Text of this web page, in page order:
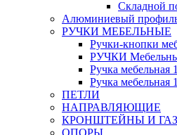
Складной
Алюминиевый
РУЧКИ МЕБЕЛЬНЫЕ
Ручки-кнопки
РУЧКИ
Ручка мебельная
Ручка мебельная
ПЕТЛИ
НАПРАВЛЯЮЩИЕ
КРОНШТЕЙНЫ И
ОПОРЫ